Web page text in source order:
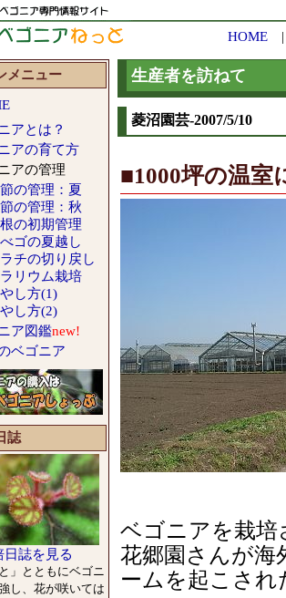
HOME
メニュー
アとは？
アの育て方
アの管理
の管理：夏
の管理：秋
の初期管理
ゴの夏越し
チの切り戻し
リウム栽培
し方(1)
し方(2)
ア図鑑new!
ベゴニア
誌
日誌を見る
と」とともにベゴニ
し、花が咲いては
生産者を訪ねて
菱沼園芸-2007/5/10
■1000坪の温室
ベゴニアを栽培
花郷園さんが海
ームを起こさ